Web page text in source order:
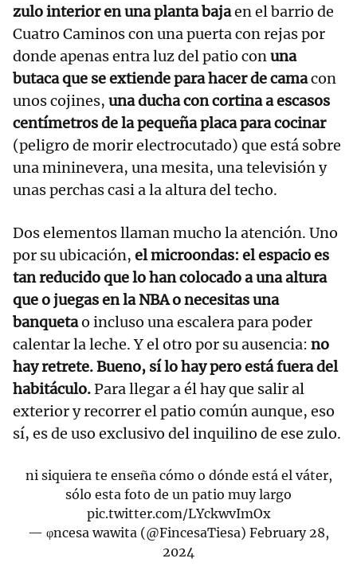
zulo interior en una planta bajaen el barrio de
Cuatro Caminos con una puerta con rejas por
donde apenas entra luz del patio conuna
butaca que se extiende para hacer de camacon
unos cojines, una ducha con cortina a escasos
centímetros de la pequeña placa para cocinar
(peligro de morir electrocutado) que está sobre
una mininevera, una mesita, una televisión y
unas perchas casi a la altura del techo.
Dos elementos llaman mucho la atención. Uno
por su ubicación, el microondas: el espacio es
tan reducido que lo han colocado a una altura
que o juegas en la NBA o necesitas una
banquetao incluso una escalera para poder
calentar la leche. Y el otro por su ausencia: no
hay retrete. Bueno, sí lo hay pero está fuera del
habitáculo.Para llegar a él hay que salir al
exterior y recorrer el patio común aunque, eso
sí, es de uso exclusivo del inquilino de ese zulo.
ni siquiera te enseña cómo o dónde está el váter,
sólo esta foto de un patio muy largo
pic.twitter.com/LYckwvImOx
— φncesa wawita (@FincesaTiesa) February 28,
2024